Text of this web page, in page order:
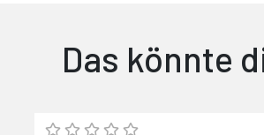
Das könnte